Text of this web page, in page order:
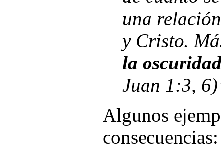
una
y Cristo.
la
Juan 1:3,
Algunos
consecuencias: